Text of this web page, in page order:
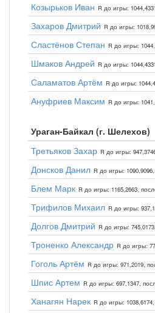
Козырьков Иван R до игры:
Захаров Дмитрий R до игры:
Сластёнов Степан R до игры:
Шмаков Андрей R до игры:
Саламатов Артём R до игры:
Ануфриев Максим R до игры:
Ураган-Байкал (г. Шелехов)
Третьяков Захар R до игры:
Донсков Данил R до игры:
Блем Марк R до игры: 1165,2663,
Трифилов Михаил R до игры:
Долгов Дмитрий R до игры:
Троненко Александр R до игры:
Гоголь Артём R до игры: 971,2019,
Шпис Артем R до игры: 697,1347,
Ханагян Нарек R до игры: